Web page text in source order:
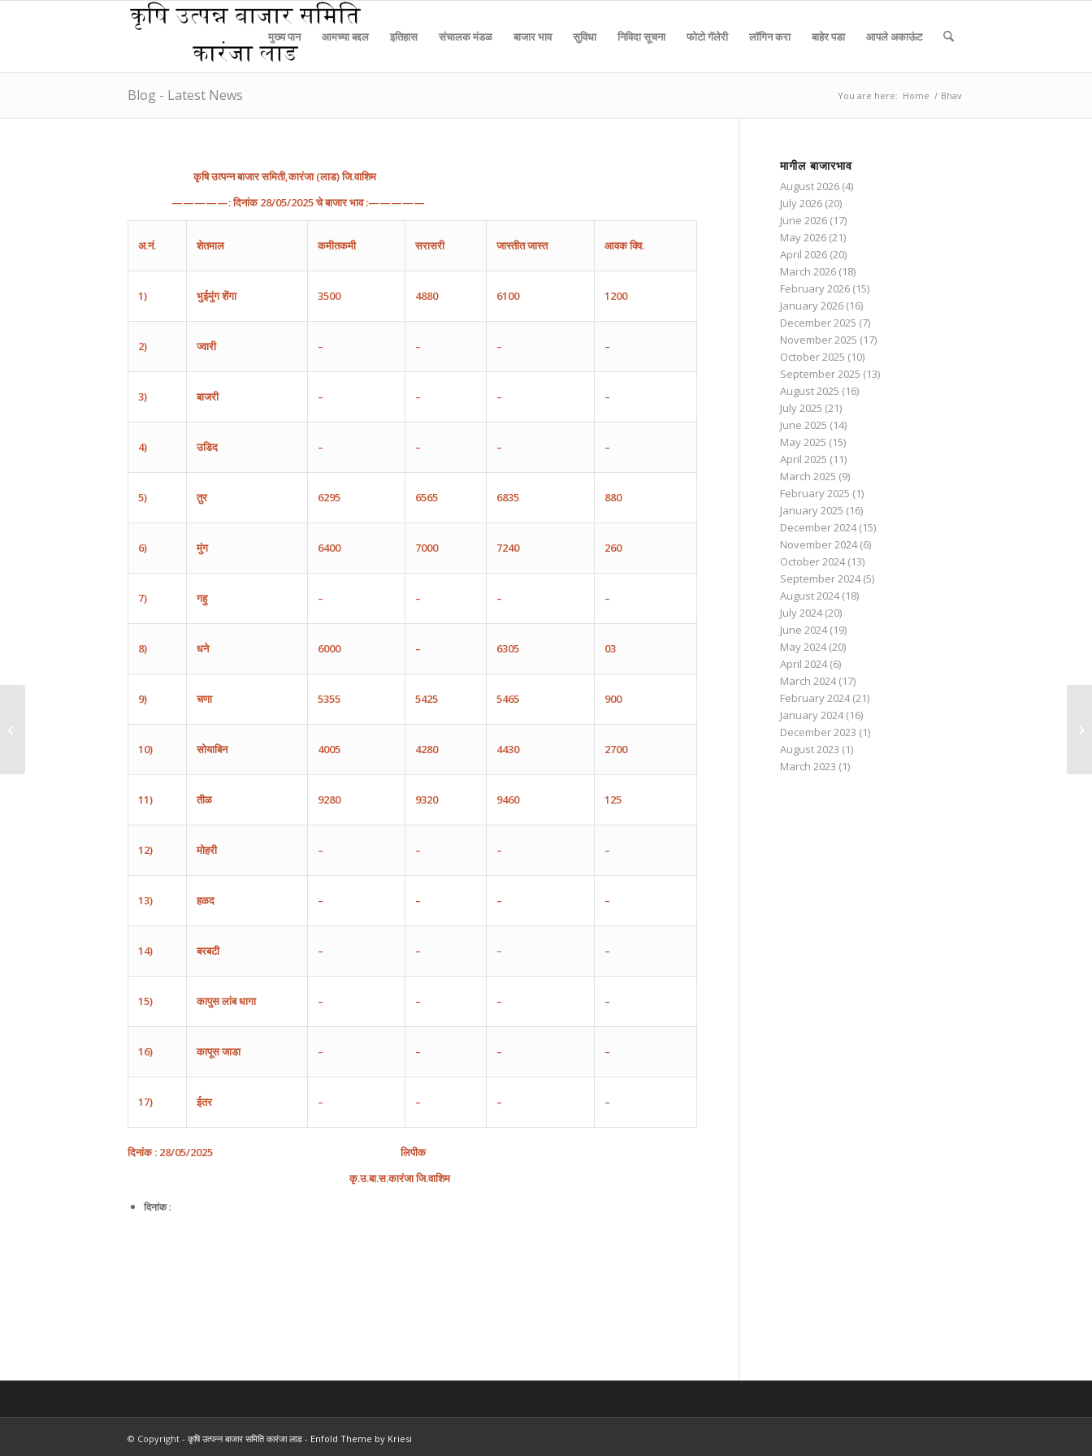
मुख्य पान आमच्या बद्दल इतिहास संचालक मंडळ बाजार भाव सुविधा निविदा सूचना फोटो गॅलेरी लॉगिन करा बाहेर पडा आपले अकाऊंट
Blog - Latest News You are here: Home / Bhav
कृषिउत्पन्नबाजारसमिती,कारंजा(लाड)जि.वाशिम
—————:दिनांक28/05/2025चेबाजारभाव:—————
अ.नं. शेतमाल कमीतकमी सरासरी जास्तीतजास्त आवकक्वि.
1) भुईमुंगशेंगा 3500 4880 6100 1200
2) ज्वारी – – – –
3) बाजरी – – – –
4) उडिद – – – –
5) तुर 6295 6565 6835 880
6) मुंग 6400 7000 7240 260
7) गहु – – – –
8) धने 6000 – 6305 03
9) चणा 5355 5425 5465 900
10) सोयाबिन 4005 4280 4430 2700
11) तीळ 9280 9320 9460 125
12) मोहरी – – – –
13) हळद – – – –
14) बरबटी – – – –
15) कापुसलांबधागा – – – –
16) कापूसजाडा – – – –
17) ईतर – – – –
दिनांक : 28/05/2025
लिपीक
कृ.उ.बा.स.कारंजा जि.वाशिम
दिनांक :
मागील बाजारभाव
August 2026(4)
July 2026(20)
June 2026(17)
May 2026(21)
April 2026(20)
March 2026(18)
February 2026(15)
January 2026(16)
December 2025 (7)
November 2025 (17)
October 2025 (10)
September 2025 (13)
August 2025 (16)
July 2025 (21)
June 2025 (14)
May 2025 (15)
April 2025 (11)
March 2025 (9)
February 2025 (1)
January 2025 (16)
December 2024(15)
November 2024(6)
October 2024(13)
September 2024(5)
August 2024(18)
July 2024(20)
June 2024(19)
May 2024(20)
April 2024(6)
March 2024(17)
February 2024(21)
January 2024(16)
December 2023 (1)
August 2023 (1)
March 2023 (1)
© Copyright - कृषि उत्पन्न बाजार समिति कारंजा लाड - Enfold Theme by Kriesi